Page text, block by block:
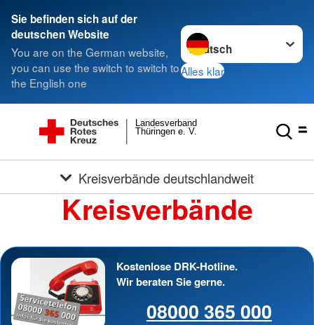
Sie befinden sich auf der
deutschen Website
You are on the German website,
you can use the switch to switch to
the English one
Sprache wechseln zu
Alles klar
Thüringen e. V.
Landesverband
Kreisverbände deutschlandweit
Kreisverbände
Kostenlose DRK-Hotline.
Wir beraten Sie gerne.
08000 365 000